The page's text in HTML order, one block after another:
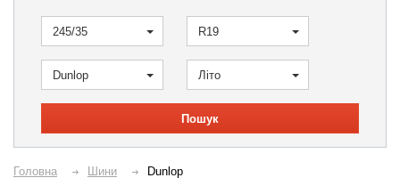
245/35 R19
Dunlop Літо
Пошук
Головна Шини Dunlop